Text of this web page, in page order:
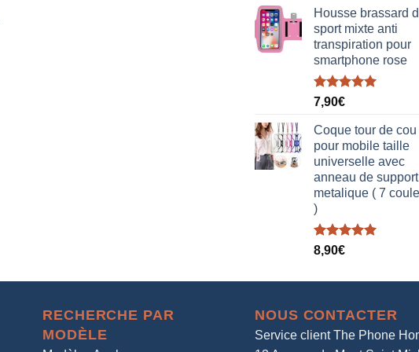
Housse brassard
sport mixte anti
transpiration pour
smartphone rose
Note5.00
7,90€
Coque tour de cou
pour mobile taille
universelle avec
anneau de support
metalique ( 7
)
Note5.00
8,90€
RECHERCHE PAR
MODÈLE
NOUS CONTACTER
Service client The Phone